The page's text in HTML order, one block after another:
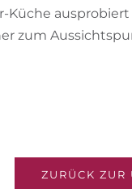
Küche
zum
ZURÜCK ZUR